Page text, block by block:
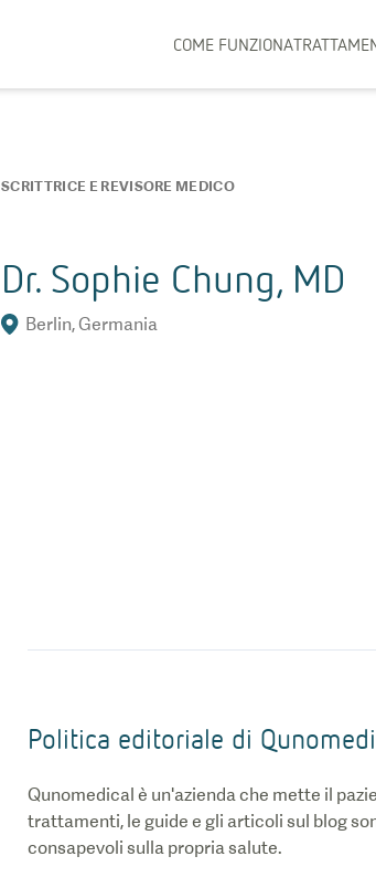
COME FUNZIONA
SCRITTRICE E REVISORE MEDICO
Dr. Sophie Chung, MD
Berlin,Germania
Politica editoriale di
Qunomedical è un'azienda che mette il
trattamenti, le guide e gli articoli sul blog
consapevoli sulla propria salute.